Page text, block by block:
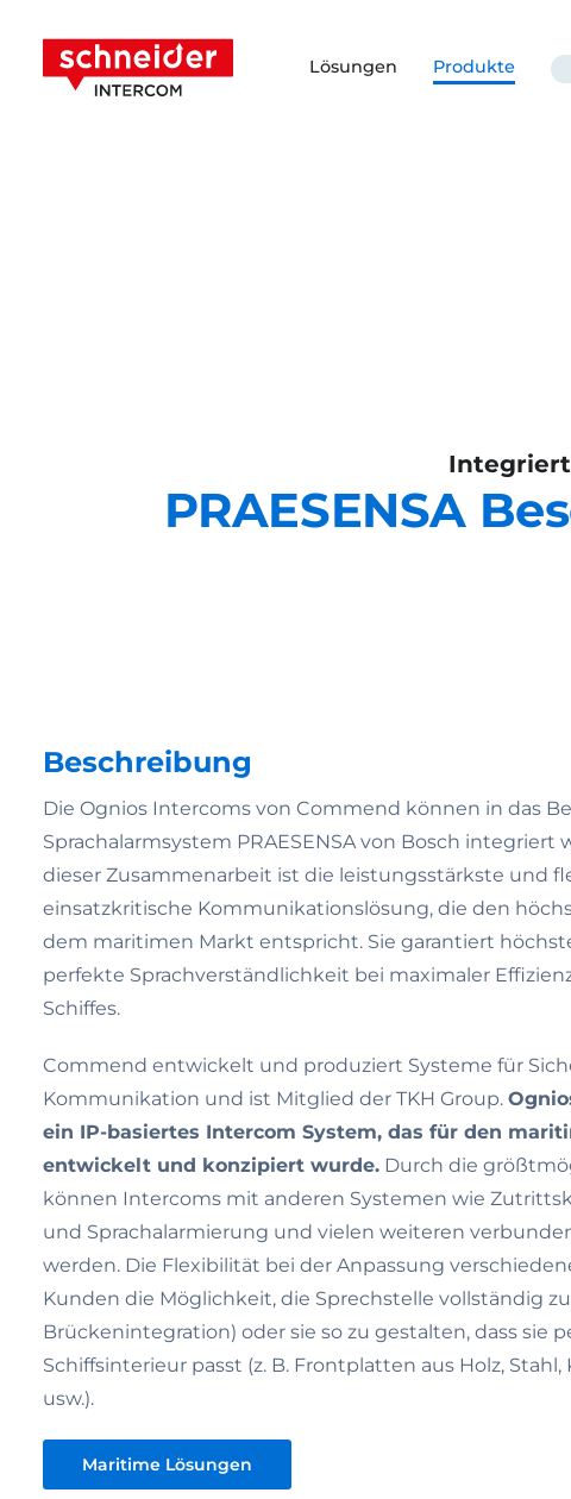
Lösungen Produkte
PRAESENSA
Beschreibung
Die Ognios Intercoms von Commend können in das
Sprachalarmsystem PRAESENSA von Bosch integriert
dieser Zusammenarbeit ist die leistungsstärkste und
einsatzkritische Kommunikationslösung, die den
dem maritimen Markt entspricht. Sie garantiert
perfekte Sprachverständlichkeit bei maximaler
Schiffes.
Commend entwickelt und produziert Systeme für
Kommunikation und ist Mitglied der TKH Group.
ein IP-basiertes Intercom System, das für den
entwickelt und konzipiert wurde. Durch die
können Intercoms mit anderen Systemen wie
und Sprachalarmierung und vielen weiteren
werden. Die Flexibilität bei der Anpassung
Kunden die Möglichkeit, die Sprechstelle vollständig
Brückenintegration) oder sie so zu gestalten, dass sie
Schiffsinterieur passt (z. B. Frontplatten aus Holz, Stahl,
usw.).
Maritime Lösungen